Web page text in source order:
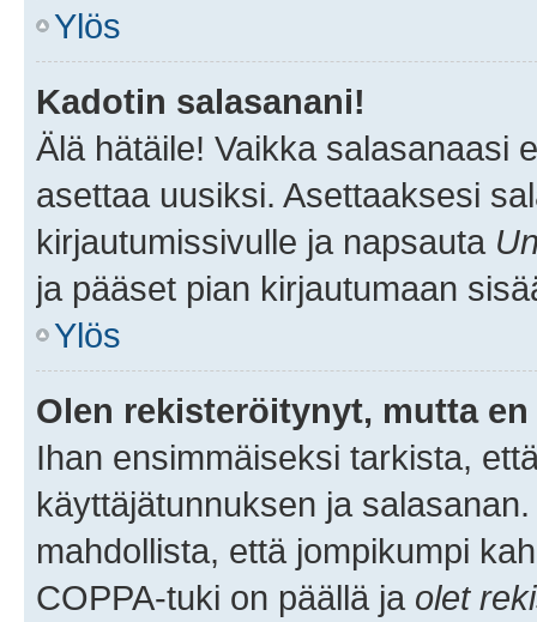
Ylös
Kadotin salasanani!
Älä hätäile! Vaikka salasanaasi
asettaa uusiksi. Asettaaksesi
kirjautumissivulle ja napsauta
ja pääset pian kirjautumaan
Ylös
Olen rekisteröitynyt, mutta
Ihan ensimmäiseksi tarkista,
käyttäjätunnuksen ja
mahdollista, että jompikumpi
COPPA-tuki on päällä ja olet